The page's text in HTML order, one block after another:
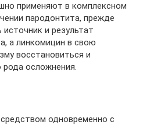
применяют в комплексном
пародонтита, прежде
и результат
а линкомицин в свою
восстановиться и
рода осложнения.
одновременно с